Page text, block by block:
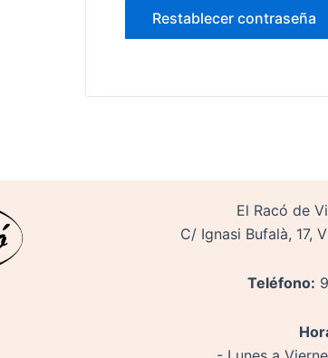
Restablecer contraseña
El Racó de
C/ Ignasi Bufalà, 17,
Teléfono: